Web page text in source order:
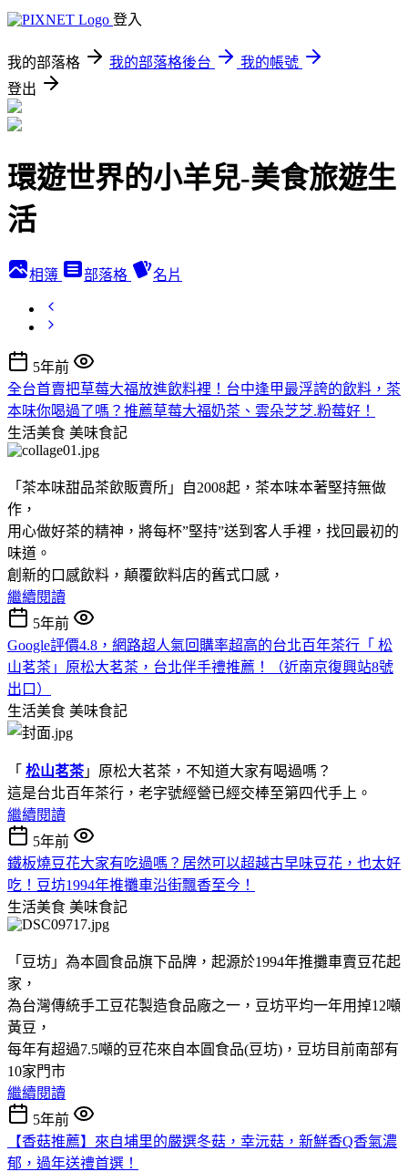
登入
我的部落格 我的部落格後台
我的帳號
登出
環遊世界的小羊兒-美食旅遊生
活
相簿 部落格 名片
5年前
全台首賣把草莓大福放進飲料裡！台中逢甲最浮誇的飲料，茶
本味你喝過了嗎？推薦草莓大福奶茶、雲朵芝芝.粉莓好！
生活美食 美味食記
「茶本味甜品茶飲販賣所」自2008起，茶本味本著堅持無做
作，
用心做好茶的精神，將每杯”堅持”送到客人手裡，找回最初的
味道。
創新的口感飲料，顛覆飲料店的舊式口感，
繼續閱讀
5年前
Google評價4.8，網路超人氣回購率超高的台北百年茶行「 松
山茗茶」原松大茗茶，台北伴手禮推薦！（近南京復興站8號
出口）
生活美食 美味食記
「 松山茗茶」原松大茗茶，不知道大家有喝過嗎？
這是台北百年茶行，老字號經營已經交棒至第四代手上。
繼續閱讀
5年前
鐵板燒豆花大家有吃過嗎？居然可以超越古早味豆花，也太好
吃！豆坊1994年推攤車沿街飄香至今！
生活美食 美味食記
「豆坊」為本圓食品旗下品牌，起源於1994年推攤車賣豆花起
家，
為台灣傳統手工豆花製造食品廠之一，豆坊平均一年用掉12噸
黃豆，
每年有超過7.5噸的豆花來自本圓食品(豆坊)，豆坊目前南部有
10家門市
繼續閱讀
5年前
【香菇推薦】來自埔里的嚴選冬菇，幸沅菇，新鮮香Q香氣濃
郁，過年送禮首選！